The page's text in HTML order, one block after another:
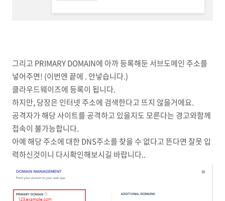
그리고 PRIMARY DOMAIN에 아까 등록해둔 서브도메인 주소를
넣어주면! (이번엔 끝에 . 안넣습니다.)
클라우드웨이즈에 등록이 됩니다.
하지만, 당장은 인터넷 주소에 검색한다고 뜨지 않을거에요.
공격자가 해당 사이트를 공격하고 있을지도 모른다는 경고와함께
접속이 불가능합니다.
아예 해당 주소에 대한 DNS주소를 찾을 수 없다고 뜬다면 잘못 입
력하신것이니 다시확인해보시길 바랍니다..